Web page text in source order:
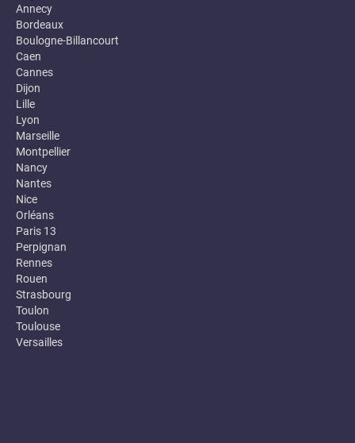
Annecy
Bordeaux
Boulogne-Billancourt
Caen
Cannes
Dijon
Lille
Lyon
Marseille
Montpellier
Nancy
Nantes
Nice
Orléans
Paris 13
Perpignan
Rennes
Rouen
Strasbourg
Toulon
Toulouse
Versailles